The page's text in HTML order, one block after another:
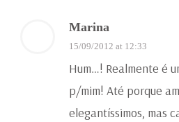
Marina
15/09/2012 at 12:33
Hum…! Realmente é
p/mim! Até porque
elegantíssimos, mas